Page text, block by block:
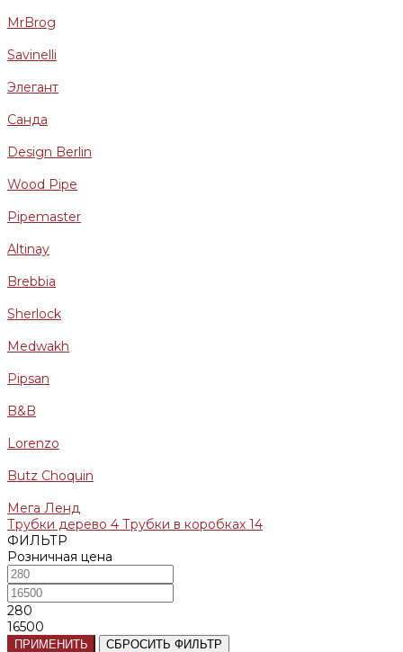
MrBrog
Savinelli
Элегант
Санда
Design Berlin
Wood Pipe
Pipemaster
Altinay
Brebbia
Sherlock
Medwakh
Pipsan
B&B
Lorenzo
Butz Choquin
Мега Ленд
Трубки дерево 4 Трубки в коробках 14
ФИЛЬТР
Розничная цена
280
16500
ПРИМЕНИТЬ СБРОСИТЬ ФИЛЬТР